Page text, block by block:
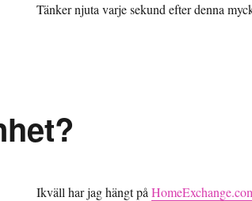
Tänker njuta varje sekund efter denna
Ikväll har jag hängt på